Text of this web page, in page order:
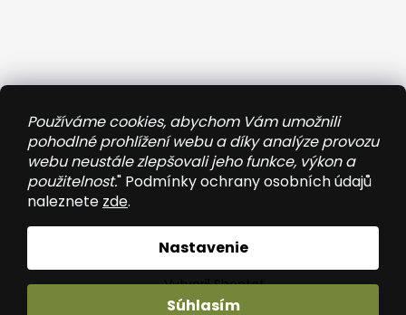
Používáme cookies, abychom Vám umožnili
pohodlné prohlížení webu a díky analýze provozu
webu neustále zlepšovali jeho funkce, výkon a
použitelnost." Podmínky ochrany osobních údajů
naleznete zde.
Nastavenie
Súhlasím
Sledovať na Instagrame
Vytvoril Shoptet
Wooded. Všetky práva vyhradené.